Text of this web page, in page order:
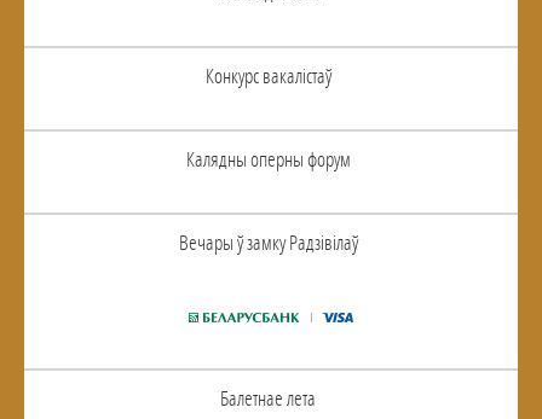
Конкурс вакалiстаў
Калядны оперны форум
Вечары ў замку Радзiвiлаў
Балетнае лета